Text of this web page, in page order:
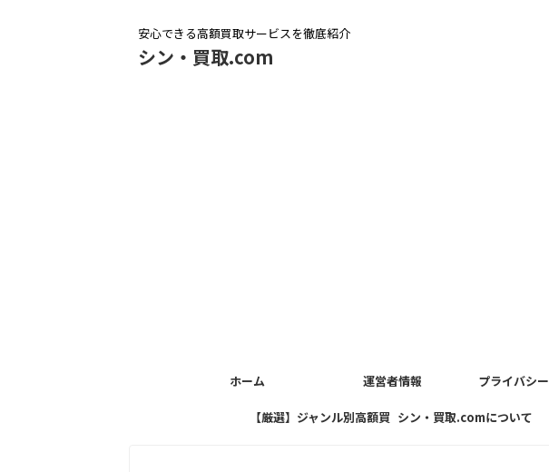
安心できる高額買取サービスを徹底紹介
シン・買取.com
ホーム 運営者情報 プライバシ
【厳選】ジャンル別高額買 シン・買取.comについて